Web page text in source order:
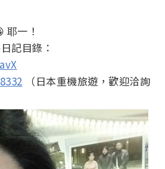
耶一！
記目錄：
（日本重機旅遊，歡迎洽詢